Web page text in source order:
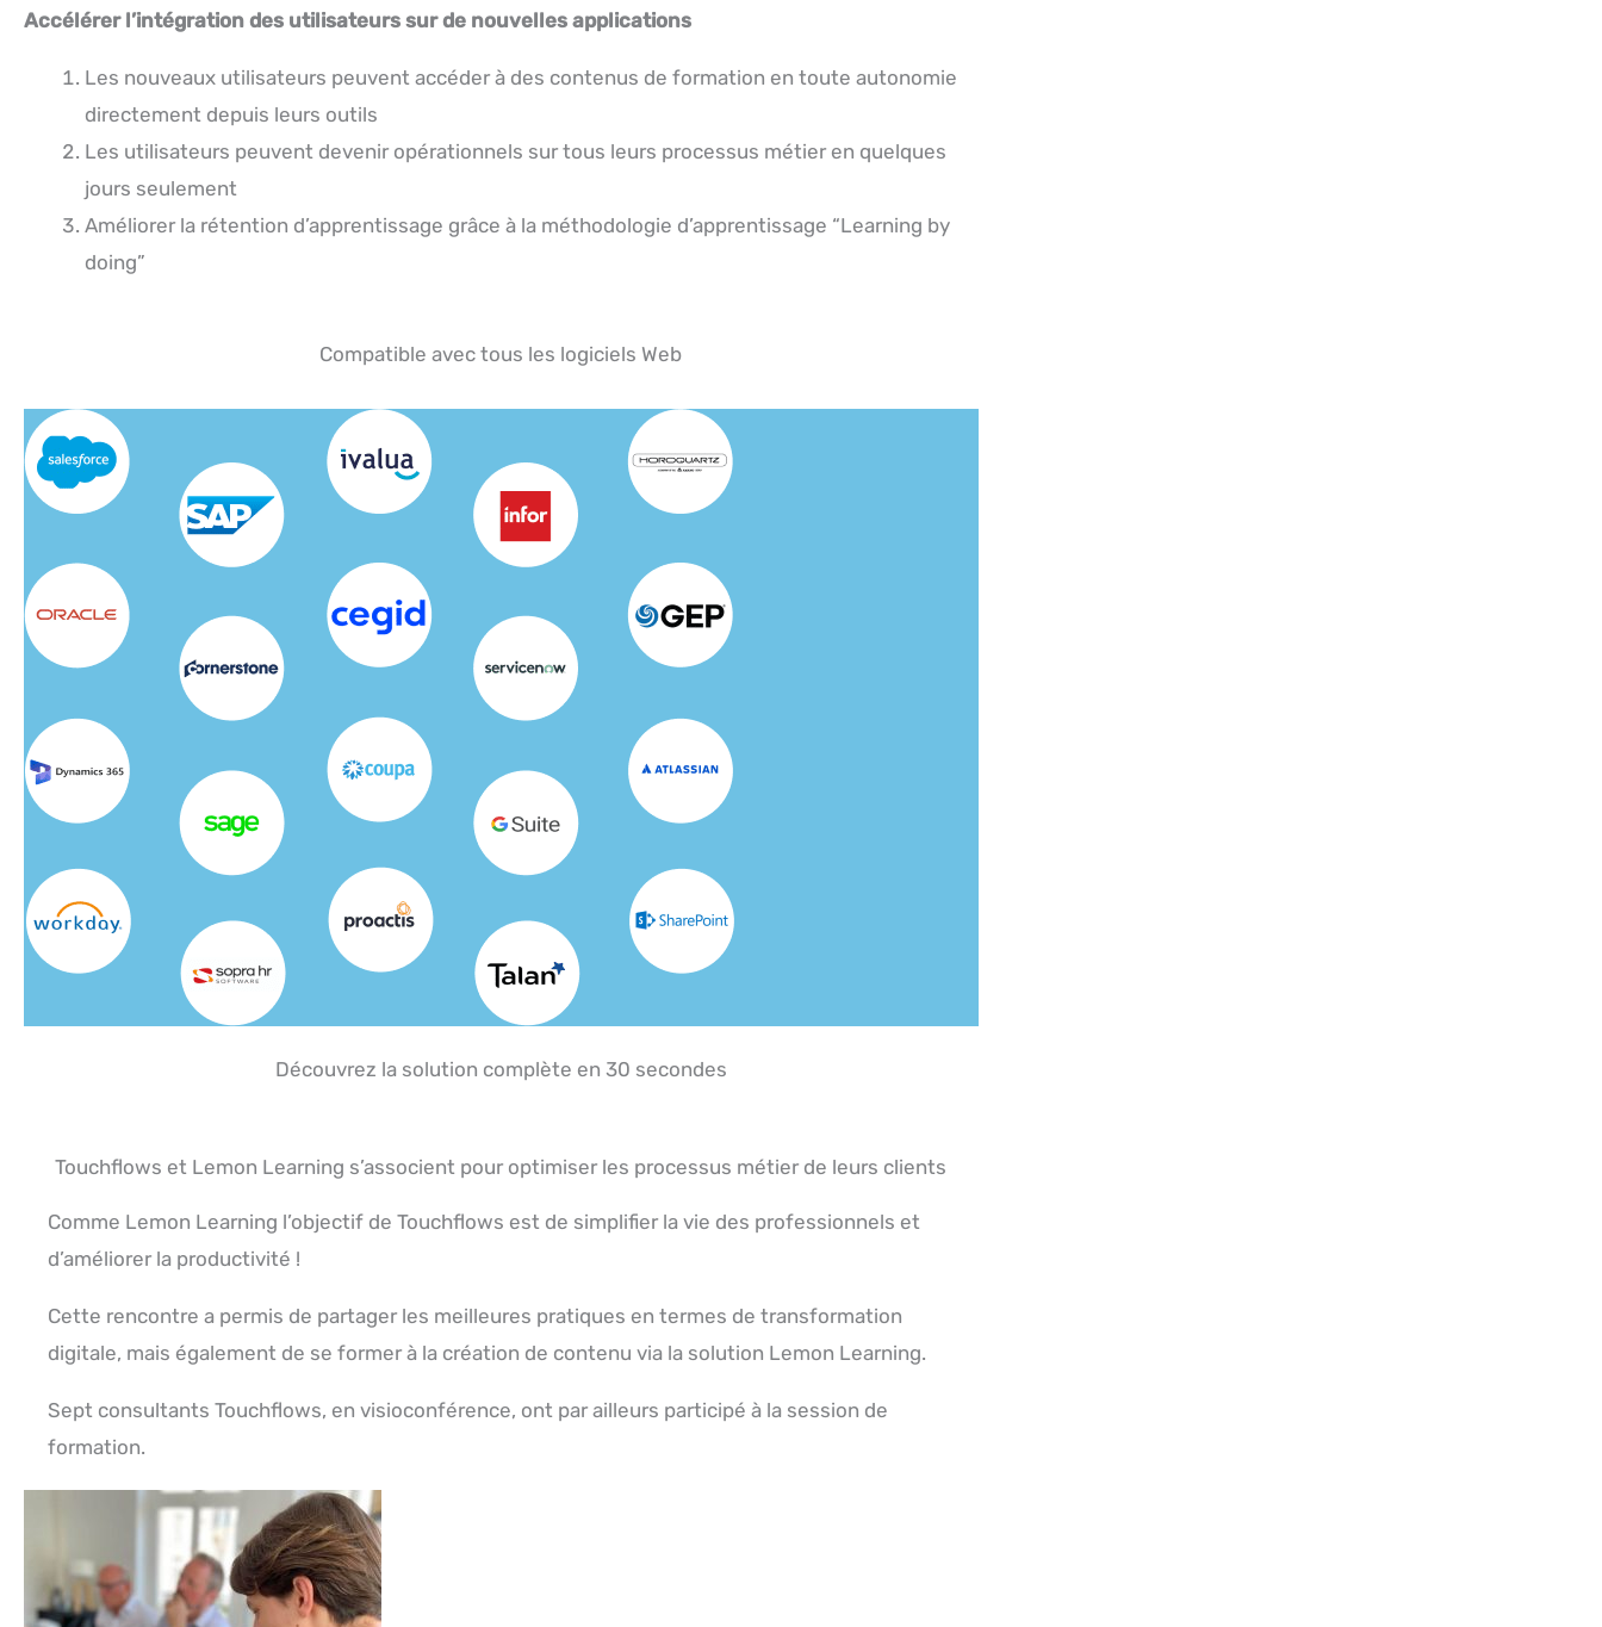
Accélérer l’intégration des utilisateurs sur de nouvelles applications
Les nouveaux utilisateurs peuvent accéder à des contenus de formation en toute autonomie
directement depuis leurs outils
Les utilisateurs peuvent devenir opérationnels sur tous leurs processus métier en quelques
jours seulement
Améliorer la rétention d’apprentissage grâce à la méthodologie d’apprentissage “Learning by
doing”
Compatible avec tous les logiciels Web
Découvrez la solution complète en 30 secondes
Touchflows et Lemon Learning s’associent pour optimiser les processus métier de leurs clients
Comme Lemon Learning l’objectif de Touchflows est de simplifier la vie des professionnels et
d’améliorer la productivité !
Cette rencontre a permis de partager les meilleures pratiques en termes de transformation
digitale, mais également de se former à la création de contenu via la solution Lemon Learning.
Sept consultants Touchflows, en visioconférence, ont par ailleurs participé à la session de
formation.